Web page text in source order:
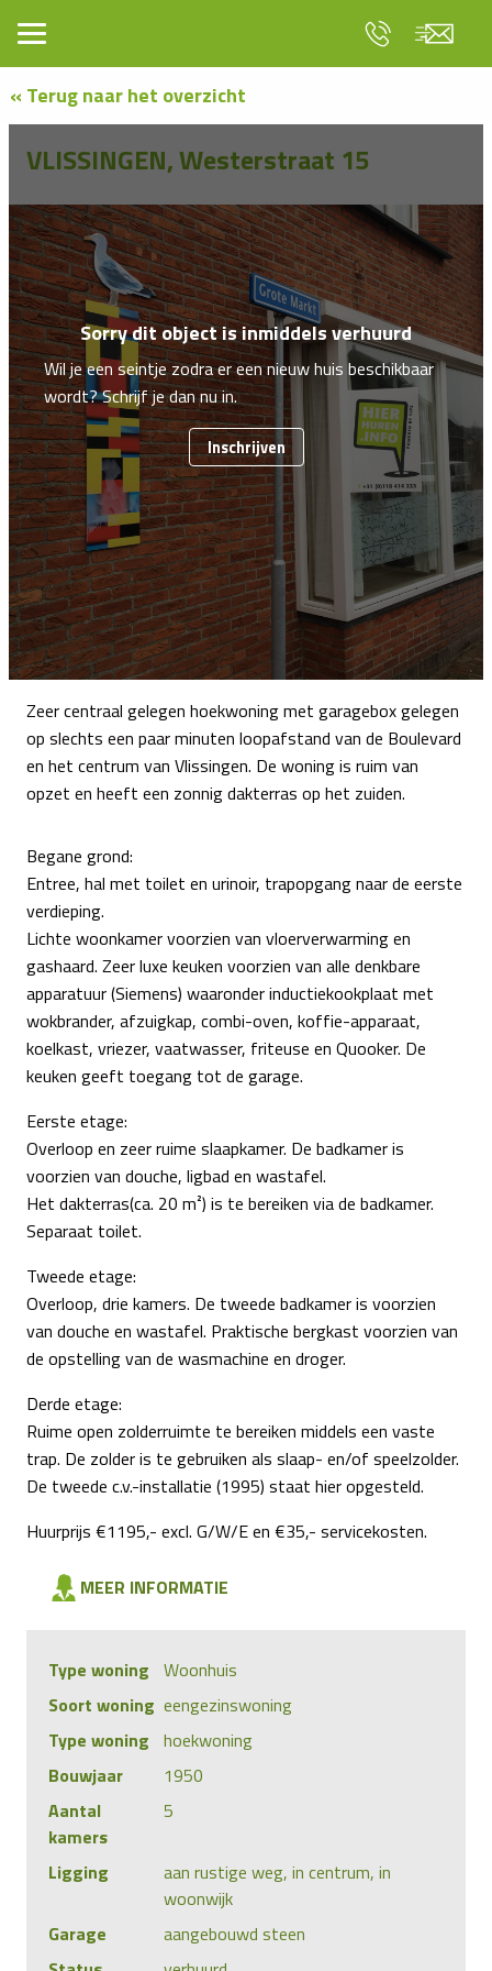
« Terug naar het overzicht
Sorry dit object is inmiddels verhuurd
Wil je een seintje zodra er een nieuw huis beschikbaar
wordt? Schrijf je dan nu in.
Inschrijven
VLISSINGEN, Westerstraat 15
Zeer centraal gelegen hoekwoning met garagebox gelegen
op slechts een paar minuten loopafstand van de Boulevard
en het centrum van Vlissingen. De woning is ruim van
opzet en heeft een zonnig dakterras op het zuiden.
Begane grond:
Entree, hal met toilet en urinoir, trapopgang naar de eerste
verdieping.
Lichte woonkamer voorzien van vloerverwarming en
gashaard. Zeer luxe keuken voorzien van alle denkbare
apparatuur (Siemens) waaronder inductiekookplaat met
wokbrander, afzuigkap, combi-oven, koffie-apparaat,
koelkast, vriezer, vaatwasser, friteuse en Quooker. De
keuken geeft toegang tot de garage.
Eerste etage:
Overloop en zeer ruime slaapkamer. De badkamer is
voorzien van douche, ligbad en wastafel.
Het dakterras(ca. 20 m²) is te bereiken via de badkamer.
Separaat toilet.
Tweede etage:
Overloop, drie kamers. De tweede badkamer is voorzien
van douche en wastafel. Praktische bergkast voorzien van
de opstelling van de wasmachine en droger.
Derde etage:
Ruime open zolderruimte te bereiken middels een vaste
trap. De zolder is te gebruiken als slaap- en/of speelzolder.
De tweede c.v.-installatie (1995) staat hier opgesteld.
Huurprijs €1195,- excl. G/W/E en €35,- servicekosten.
MEER INFORMATIE
Type woning Woonhuis
Soort woning eengezinswoning
Type woning hoekwoning
Bouwjaar
1950
Aantal
kamers
5
Ligging
aan rustige weg, in centrum, in
woonwijk
Garage
aangebouwd steen